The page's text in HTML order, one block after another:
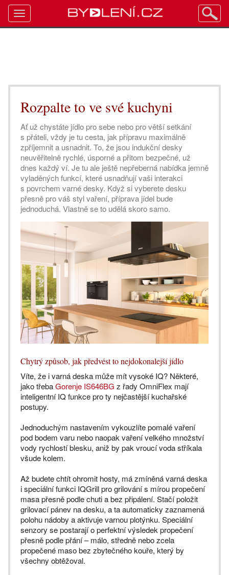
Rozpalte to ve své kuchyni
Ať už chystáte jídlo pro sebe nebo pro větší setkání
s přáteli, vždy je tu cesta, jak přípravu maximálně
zpříjemnit a usnadnit. To, že jsou indukční desky
neuvěřitelně rychlé, úsporné a přitom bezpečné, už
dnes každý ví. Je tu ale ještě nepřeberná nabídka jemně
vyladěných funkcí, které usnadňují vaši interakci
s povrchem varné desky. Když si vyberete desku
přesně pro váš styl vaření, příprava jídel bude
jednoduchá. Vlastně se to udělá skoro samo.
Chytrý způsob, jak předvést to nejdokonalejší jídlo
Víte, že i varná deska může mít vysoké IQ? Některé,
jako třebaGorenje IS646BG z řady OmniFlex mají
inteligentní IQ funkce pro ty nejčastější kuchařské
postupy.
Jednoduchým nastavením vykouzlíte pomalé vaření
pod bodem varu nebo naopak vaření velkého množství
vody rychlostí blesku, aniž by pak vroucí voda stříkala
všude kolem.
Až budete chtít ohromit hosty, má zmíněná varná deska
i speciální funkci IQGrill pro grilování s mírou propečení
masa přesně podle chuti a bez připálení. Stačí položit
grilovací pánev na desku, a ta automaticky zaznamená
polohu nádoby a aktivuje varnou plotýnku. Speciální
senzory se postarají o perfektní výsledek propečení
přesně podle přání – málo, středně nebo zcela
propečené maso bez zbytečného kouře, který by
všechny obtěžoval.
Toggle
navigation